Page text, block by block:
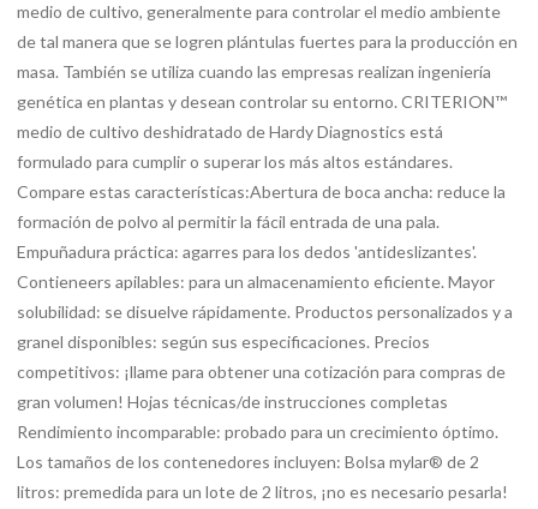
medio de cultivo, generalmente para controlar el medio ambiente
de tal manera que se logren plántulas fuertes para la producción en
masa. También se utiliza cuando las empresas realizan ingeniería
genética en plantas y desean controlar su entorno. CRITERION™
medio de cultivo deshidratado de Hardy Diagnostics está
formulado para cumplir o superar los más altos estándares.
Compare estas características:Abertura de boca ancha: reduce la
formación de polvo al permitir la fácil entrada de una pala.
Empuñadura práctica: agarres para los dedos 'antideslizantes'.
Contieneers apilables: para un almacenamiento eficiente. Mayor
solubilidad: se disuelve rápidamente. Productos personalizados y a
granel disponibles: según sus especificaciones. Precios
competitivos: ¡llame para obtener una cotización para compras de
gran volumen! Hojas técnicas/de instrucciones completas
Rendimiento incomparable: probado para un crecimiento óptimo.
Los tamaños de los contenedores incluyen: Bolsa mylar® de 2
litros: premedida para un lote de 2 litros, ¡no es necesario pesarla!